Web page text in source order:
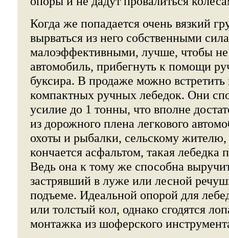
Когда же попадается очень вязкий
вырваться из него собственными
малоэффективными, лучше, чтобы не
автомобиль, прибегнуть к помощи
буксира. В продаже можно встретить
компактных ручных лебедок. Они
усилие до 1 тонны, что вполне
из дорожного плена легкового
охоты и рыбалки, сельскому жителю,
кончается асфальтом, такая лебедка
Ведь она к тому же способна
застрявший в луже или лесной
подъеме. Идеальной опорой для
или толстый кол, однако сгодятся
монтажка из шоферского